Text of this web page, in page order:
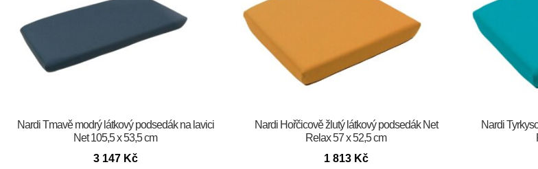
Nardi Tmavě modrý látkový podsedák na lavici
Net 105,5 x 53,5 cm
3 147 Kč
Nardi Hořčicově žlutý látkový podsedák Net
Relax 57 x 52,5 cm
1 813 Kč
Nardi